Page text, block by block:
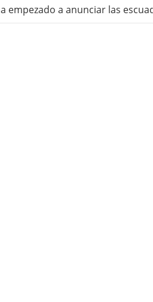
empezado a anunciar las